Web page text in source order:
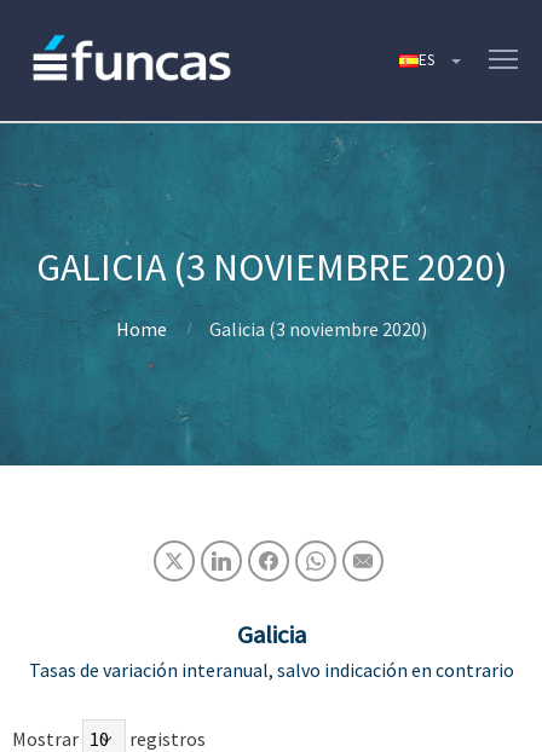
GALICIA (3 NOVIEMBRE 2020)
Home Galicia (3 noviembre 2020)
Galicia
Tasas de variación interanual, salvo indicación en contrario
Mostrar registros